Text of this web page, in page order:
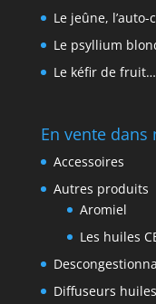
Le jeûne,
Le psyllium
Le kéfir de
En vente
Accessoires
Autres produits
Aromiel
Les huiles
Diffuseurs